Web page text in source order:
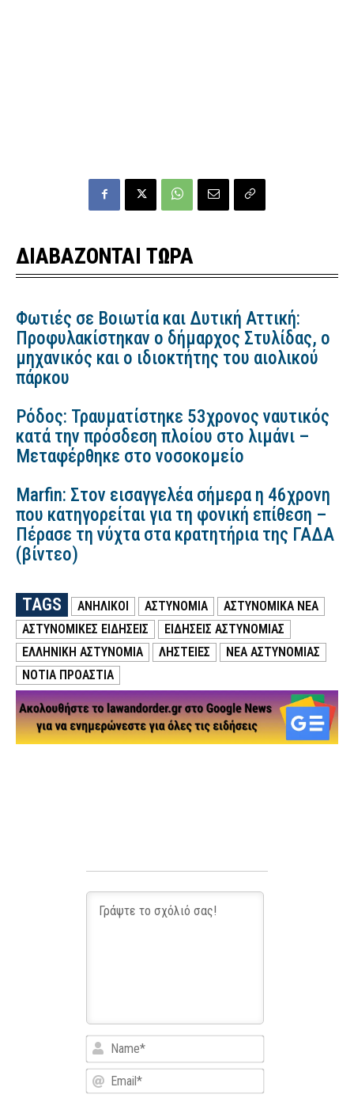
ΔΙΑΒΑΖΟΝΤΑΙ ΤΩΡΑ
Φωτιές σε Βοιωτία και Δυτική Αττική:
Προφυλακίστηκαν ο δήμαρχος Στυλίδας, ο
μηχανικός και ο ιδιοκτήτης του αιολικού
πάρκου
Ρόδος: Τραυματίστηκε 53χρονος ναυτικός
κατά την πρόσδεση πλοίου στο λιμάνι –
Μεταφέρθηκε στο νοσοκομείο
Marfin: Στον εισαγγελέα σήμερα η 46χρονη
που κατηγορείται για τη φονική επίθεση –
Πέρασε τη νύχτα στα κρατητήρια της ΓΑΔΑ
(βίντεο)
TAGS ΑΝΗΛΙΚΟΙ ΑΣΤΥΝΟΜΙΑ
ΑΣΤΥΝΟΜΙΚΑ ΝΕΑ
ΑΣΤΥΝΟΜΙΚΕΣ ΕΙΔΗΣΕΙΣ
ΕΙΔΗΣΕΙΣ ΑΣΤΥΝΟΜΙΑΣ
ΕΛΛΗΝΙΚΗ ΑΣΤΥΝΟΜΙΑ
ΛΗΣΤΕΙΕΣ
ΝΕΑ ΑΣΤΥΝΟΜΙΑΣ
ΝΟΤΙΑ ΠΡΟΑΣΤΙΑ
Name*
Email*